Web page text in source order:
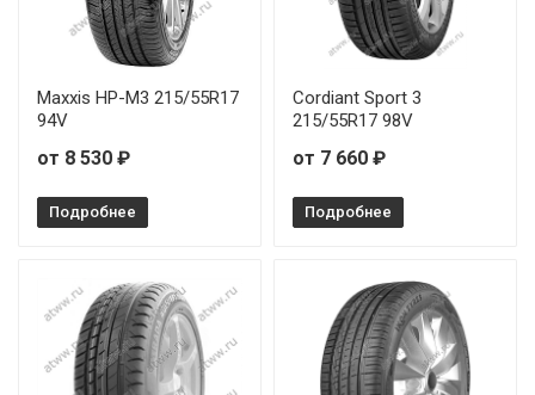
Maxxis HP-M3 215/55R17
94V
от 8 530 ₽
Подробнее
Cordiant Sport 3
215/55R17 98V
от 7 660 ₽
Подробнее